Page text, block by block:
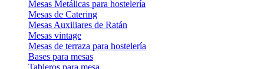
Mesas Metálicas para hostelería
Mesas de Catering
Mesas Auxiliares de Ratán
Mesas vintage
Mesas de terraza para hostelería
Bases para mesas
Tableros para mesa